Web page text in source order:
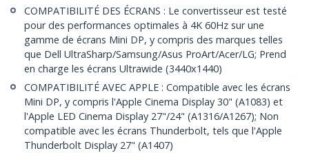
COMPATIBILITÉ DES ÉCRANS : Le convertisseur est testé
pour des performances optimales à 4K 60Hz sur une
gamme de écrans Mini DP, y compris des marques telles
que Dell UltraSharp/Samsung/Asus ProArt/Acer/LG; Prend
en charge les écrans Ultrawide (3440x1440)
COMPATIBILITÉ AVEC APPLE : Compatible avec les écrans
Mini DP, y compris l'Apple Cinema Display 30" (A1083) et
l'Apple LED Cinema Display 27"/24" (A1316/A1267); Non
compatible avec les écrans Thunderbolt, tels que l'Apple
Thunderbolt Display 27" (A1407)